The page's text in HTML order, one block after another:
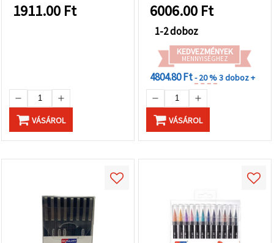
1911.00 Ft
VÁSÁROL
6006.00 Ft
1-2 doboz
KEDVEZMÉNYEK
MENNYISÉGHEZ
4804.80 Ft- 20 %3 doboz +
VÁSÁROL